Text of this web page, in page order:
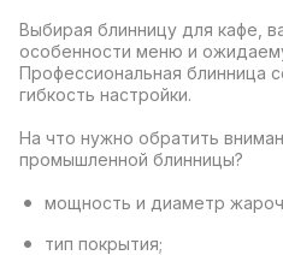
Выбирая блинницу для кафе,
особенности меню и
Профессиональная блинница
гибкость настройки.
На что нужно обратить
промышленной блинницы?
мощность и диаметр
тип покрытия;